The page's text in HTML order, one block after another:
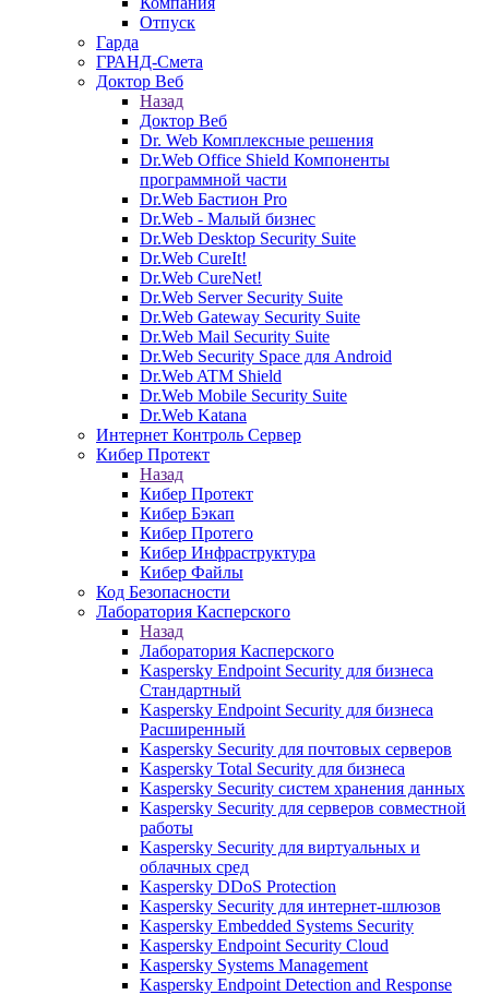
Отпуск
Гарда
ГРАНД-Смета
Доктор Веб
Назад
Доктор Веб
Dr. Web Комплексные решения
Dr.Web Office Shield Компоненты
программной части
Dr.Web Бастион Pro
Dr.Web - Малый бизнес
Dr.Web Desktop Security Suite
Dr.Web CureIt!
Dr.Web CureNet!
Dr.Web Server Security Suite
Dr.Web Gateway Security Suite
Dr.Web Mail Security Suite
Dr.Web Security Space для Android
Dr.Web ATM Shield
Dr.Web Mobile Security Suite
Dr.Web Katana
Интернет Контроль Сервер
Кибер Протект
Назад
Кибер Протект
Кибер Бэкап
Кибер Протего
Кибер Инфраструктура
Кибер Файлы
Код Безопасности
Лаборатория Касперского
Назад
Лаборатория Касперского
Kaspersky Endpoint Security для бизнеса
Стандартный
Kaspersky Endpoint Security для бизнеса
Расширенный
Kaspersky Security для почтовых серверов
Kaspersky Total Security для бизнеса
Kaspersky Security систем хранения данных
Kaspersky Security для серверов совместной
работы
Kaspersky Security для виртуальных и
облачных сред
Kaspersky DDoS Protection
Kaspersky Security для интернет-шлюзов
Kaspersky Embedded Systems Security
Kaspersky Endpoint Security Cloud
Kaspersky Systems Management
Kaspersky Endpoint Detection and Response